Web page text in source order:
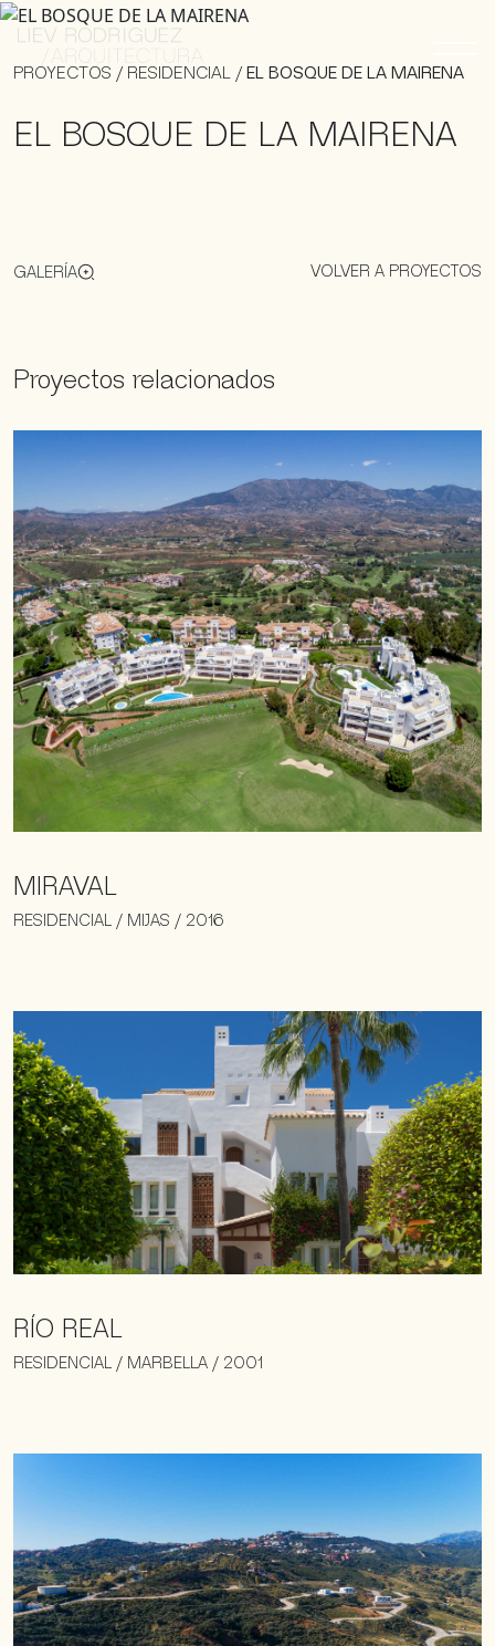
PROYECTOS / RESIDENCIAL / EL BOSQUE DE LA MAIRENA
EL BOSQUE DE LA MAIRENA
GALERÍA VOLVER A PROYECTOS
Proyectos relacionados
MIRAVAL
RESIDENCIAL / MIJAS / 2016
RÍO REAL
RESIDENCIAL / MARBELLA / 2001